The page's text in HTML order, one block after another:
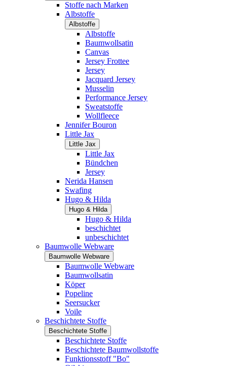
Stoffe nach Marken
Albstoffe
Albstoffe
Albstoffe
Baumwollsatin
Canvas
Jersey Frottee
Jersey
Jacquard Jersey
Musselin
Performance Jersey
Sweatstoffe
Wollfleece
Jennifer Bouron
Little Jax
Little Jax
Little Jax
Bündchen
Jersey
Nerida Hansen
Swafing
Hugo & Hilda
Hugo & Hilda
Hugo & Hilda
beschichtet
unbeschichtet
Baumwolle Webware
Baumwolle Webware
Baumwolle Webware
Baumwollsatin
Köper
Popeline
Seersucker
Voile
Beschichtete Stoffe
Beschichtete Stoffe
Beschichtete Stoffe
Beschichtete Baumwollstoffe
Funktionsstoff "Bo"